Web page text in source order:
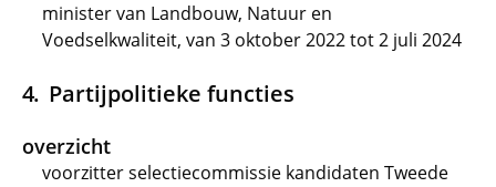
minister van Landbouw, Natuur en
Voedselkwaliteit, van 3 oktober 2022 tot 2 juli 2024
Partijpolitieke functies
overzicht
voorzitter selectiecommissie kandidaten Tweede